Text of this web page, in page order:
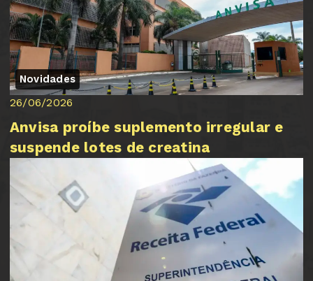
Novidades
26/06/2026
Anvisa proíbe suplemento irregular e
suspende lotes de creatina